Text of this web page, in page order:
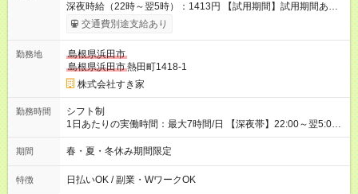
深夜時給（22時～翌5時）：1413円 【試用期間】試用期間あり
試用期間の長さ：1ヶ月 雇用形態、給与は本採用時と同じです。
試用期間の実態は30日（※条件変更なし）ですが、切り上げで
同時給）
交通費別途支給あり
勤務地
島根県浜田市
島根県浜田市熱田町1418-1
株式会社すき家
勤務時間
シフト制
1日あたりの実働時間：最大7時間/日 【深夜帯】22:00～翌5:00
週2日～・1日2h～OK◎ ※22:00から翌5:00までは18歳以上の方
のみ勤務可能です（18歳未満の深夜業務禁止のため） ★深夜で
す。 必ず、2名以上での勤務を行いますので、安心して働けま
す。
期間 春・夏・冬休み期間限定
特徴 日払いOK / 副業・WワークOK